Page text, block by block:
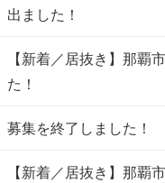
出ました！
【新着／居抜き】那覇
た！
募集を終了しました！
【新着／居抜き】那覇